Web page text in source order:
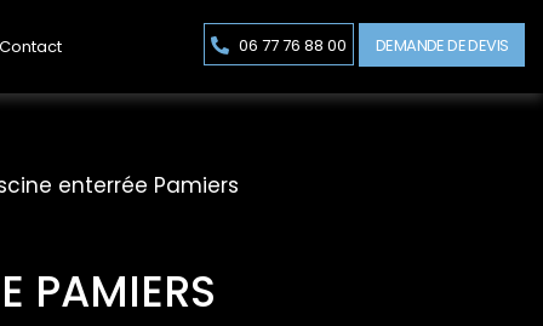
Contact 06 77 76 88 00 DEMANDE DE DEVIS
enterrée Pamiers
PAMIERS